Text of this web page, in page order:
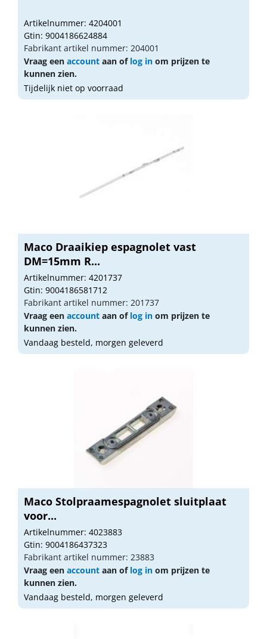
Artikelnummer: 4204001
Gtin: 9004186624884
Fabrikant artikel nummer: 204001
Vraag een account aan of log in om prijzen te
kunnen zien.
Tijdelijk niet op voorraad
Maco Draaikiep espagnolet vast
DM=15mm R...
Artikelnummer: 4201737
Gtin: 9004186581712
Fabrikant artikel nummer: 201737
Vraag een account aan of log in om prijzen te
kunnen zien.
Vandaag besteld, morgen geleverd
Maco Stolpraamespagnolet sluitplaat
voor...
Artikelnummer: 4023883
Gtin: 9004186437323
Fabrikant artikel nummer: 23883
Vraag een account aan of log in om prijzen te
kunnen zien.
Vandaag besteld, morgen geleverd